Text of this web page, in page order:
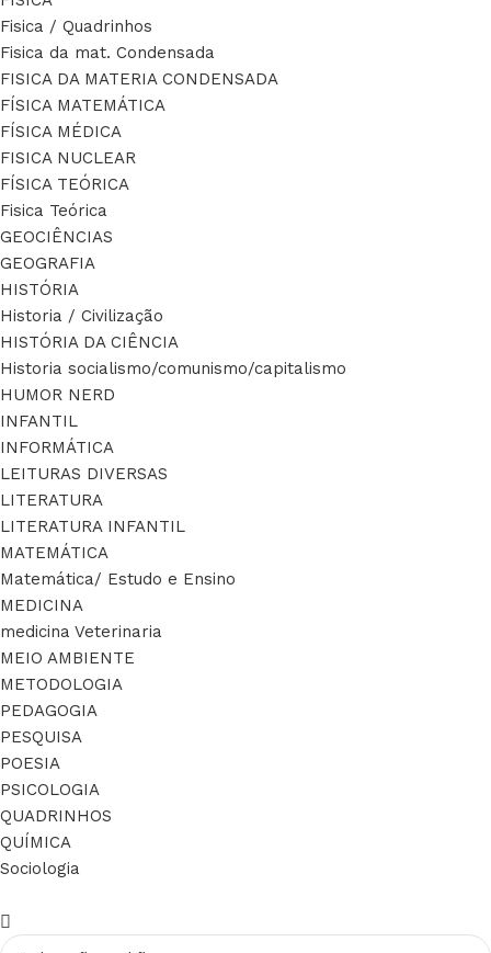
Fisica / Quadrinhos
Fisica da mat. Condensada
FISICA DA MATERIA CONDENSADA
FÍSICA MATEMÁTICA
FÍSICA MÉDICA
FISICA NUCLEAR
FÍSICA TEÓRICA
Fisica Teórica
GEOCIÊNCIAS
GEOGRAFIA
HISTÓRIA
Historia / Civilização
HISTÓRIA DA CIÊNCIA
Historia socialismo/comunismo/capitalismo
HUMOR NERD
INFANTIL
INFORMÁTICA
LEITURAS DIVERSAS
LITERATURA
LITERATURA INFANTIL
MATEMÁTICA
Matemática/ Estudo e Ensino
MEDICINA
medicina Veterinaria
MEIO AMBIENTE
METODOLOGIA
PEDAGOGIA
PESQUISA
POESIA
PSICOLOGIA
QUADRINHOS
QUÍMICA
Sociologia